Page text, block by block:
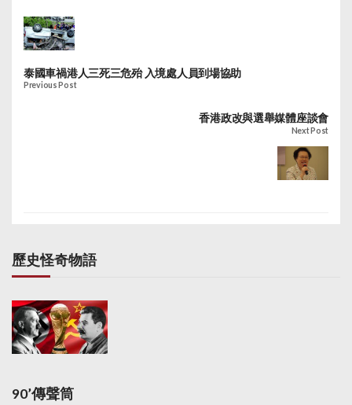
泰國車禍港人三死三危殆 入境處人員到場協助
Previous Post
香港政改與選舉媒體座談會
Next Post
歷史怪奇物語
90’傳聲筒